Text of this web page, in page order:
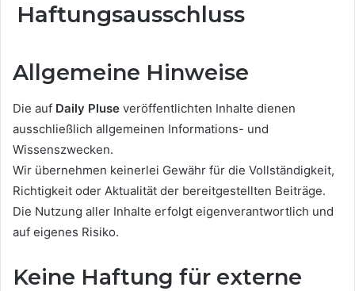
Haftungsausschluss
Allgemeine Hinweise
Die auf Daily Pluse veröffentlichten Inhalte dienen
ausschließlich allgemeinen Informations- und
Wissenszwecken.
Wir übernehmen keinerlei Gewähr für die Vollständigkeit,
Richtigkeit oder Aktualität der bereitgestellten Beiträge.
Die Nutzung aller Inhalte erfolgt eigenverantwortlich und
auf eigenes Risiko.
Keine Haftung für externe